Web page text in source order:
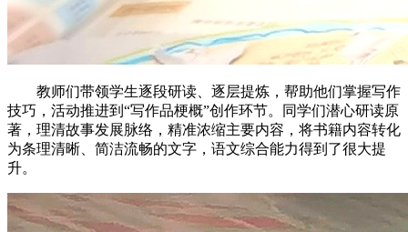
教师们带领学生逐段研读、逐层提炼，帮助他们掌握写作
技巧，活动推进到“写作品梗概”创作环节。同学们潜心研读原
著，理清故事发展脉络，精准浓缩主要内容，将书籍内容转化
为条理清晰、简洁流畅的文字，语文综合能力得到了很大提
升。